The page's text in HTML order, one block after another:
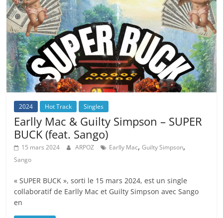
2024 Hot Track Singles
Earlly Mac & Guilty Simpson – SUPER
BUCK (feat. Sango)
15 mars 2024 ARPOZ Earlly Mac,Guilty Simpson,
Sango
« SUPER BUCK », sorti le 15 mars 2024, est un single
collaboratif de Earlly Mac et Guilty Simpson avec Sango
en